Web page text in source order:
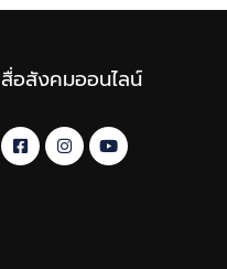
สื่อสังคมออนไลน์